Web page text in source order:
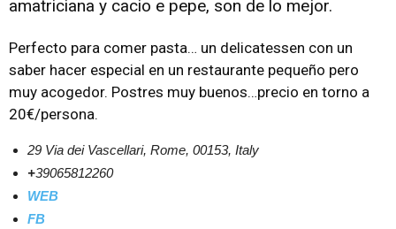
amatriciana y cacio e pepe, son de lo mejor.
Perfecto para comer pasta… un delicatessen con un
saber hacer especial en un restaurante pequeño pero
muy acogedor. Postres muy buenos…precio en torno a
20€/persona.
29 Via dei Vascellari, Rome, 00153, Italy
+39065812260
WEB
FB